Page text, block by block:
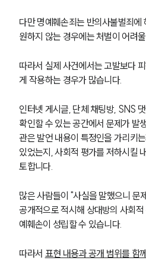
다만 명예훼손죄는 반의사불벌죄에
원하지 않는 경우에는 처벌이 어려
따라서 실제 사건에서는 고발보다
게 작용하는 경우가 많습니다.
인터넷 게시글, 단체 채팅방, SNS
확인할 수 있는 공간에서 문제가 발
관은 발언 내용이 특정인을 가리키
있었는지, 사회적 평가를 저하시킬
토합니다.
많은 사람들이 "사실을 말했으니 문
공개적으로 적시해 상대방의 사회
예훼손이 성립할 수 있습니다.
따라서 표현 내용과 공개 범위를 함